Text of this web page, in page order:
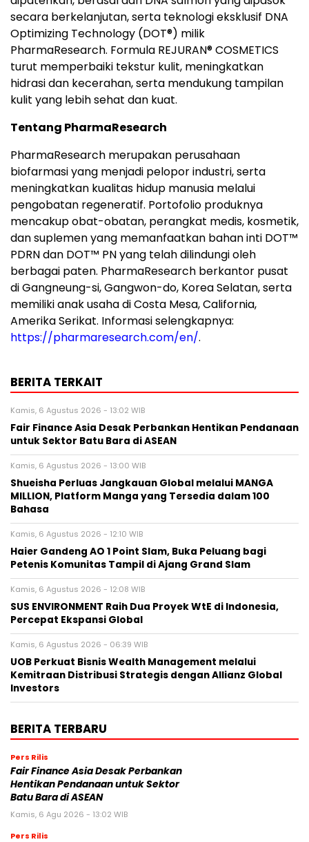
secara berkelanjutan, serta teknologi eksklusif DNA
Optimizing Technology (DOT®) milik
PharmaResearch. Formula REJURAN® COSMETICS
turut memperbaiki tekstur kulit, meningkatkan
hidrasi dan kecerahan, serta mendukung tampilan
kulit yang lebih sehat dan kuat.
Tentang PharmaResearch
PharmaResearch merupakan perusahaan
biofarmasi yang menjadi pelopor industri, serta
meningkatkan kualitas hidup manusia melalui
pengobatan regeneratif. Portofolio produknya
mencakup obat-obatan, perangkat medis, kosmetik,
dan suplemen yang memanfaatkan bahan inti DOT™
PDRN dan DOT™ PN yang telah dilindungi oleh
berbagai paten. PharmaResearch berkantor pusat
di Gangneung-si, Gangwon-do, Korea Selatan, serta
memiliki anak usaha di Costa Mesa, California,
Amerika Serikat. Informasi selengkapnya:
https://pharmaresearch.com/en/.
BERITA TERKAIT
Kamis, 6 Agustus 2026 - 13:02 WIB
Fair Finance Asia Desak Perbankan Hentikan Pendanaan
untuk Sektor Batu Bara di ASEAN
Kamis, 6 Agustus 2026 - 13:00 WIB
Shueisha Perluas Jangkauan Global melalui MANGA
MILLION, Platform Manga yang Tersedia dalam 100
Bahasa
Kamis, 6 Agustus 2026 - 12:10 WIB
Haier Gandeng AO 1 Point Slam, Buka Peluang bagi
Petenis Komunitas Tampil di Ajang Grand Slam
Kamis, 6 Agustus 2026 - 12:08 WIB
SUS ENVIRONMENT Raih Dua Proyek WtE di Indonesia,
Percepat Ekspansi Global
Kamis, 6 Agustus 2026 - 06:39 WIB
UOB Perkuat Bisnis Wealth Management melalui
Kemitraan Distribusi Strategis dengan Allianz Global
Investors
BERITA TERBARU
Pers Rilis
Fair Finance Asia Desak Perbankan
Hentikan Pendanaan untuk Sektor
Batu Bara di ASEAN
Kamis, 6 Agu 2026 - 13:02 WIB
Pers Rilis